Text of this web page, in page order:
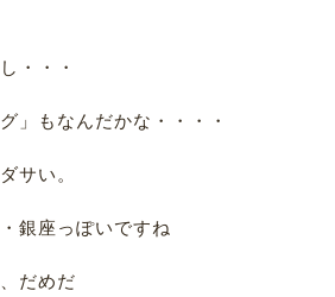
・・・
」もなんだかな・・・・
サい。
銀座っぽいですね
だめだ